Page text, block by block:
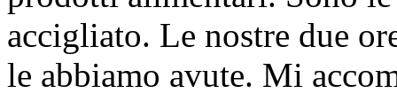
accigliato. Le nostre due
le abbiamo avute. Mi